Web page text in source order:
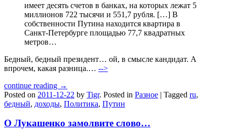
имеет десять счетов в банках, на которых лежат 5
миллионов 722 тысячи и 551,7 рубля. […] В
собственности Путина находится квартира в
Санкт-Петербурге площадью 77,7 квадратных
метров…
Бедный, бедный президент… ой, в смысле кандидат. А
впрочем, какая разница.… -->
continue reading →
Posted on 2011-12-22 by Tigr. Posted in Разное | Tagged ru,
бедный, доходы, Политика, Путин
О Лукашенко замолвите слово…